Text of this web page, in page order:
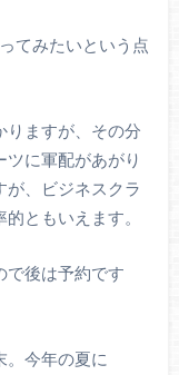
てみたいという点
りますが、その分
に軍配があがり
が、ビジネスクラ
ともいえます。
で後は予約です
今年の夏に